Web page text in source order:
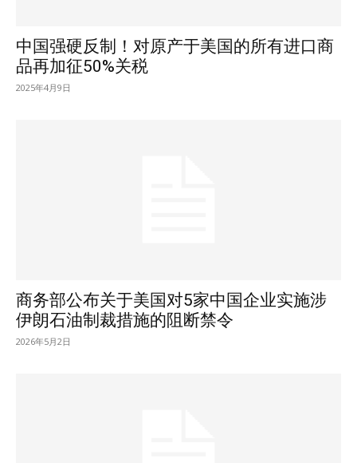
中国强硬反制！对原产于美国的所有进口商
品再加征50%关税
2025年4月9日
商务部公布关于美国对5家中国企业实施涉
伊朗石油制裁措施的阻断禁令
2026年5月2日